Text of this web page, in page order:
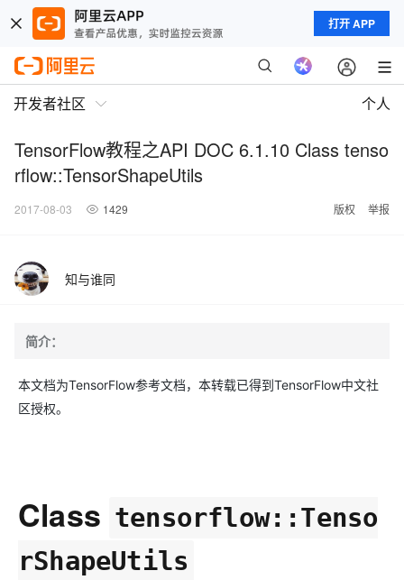
打开 APP
开发者社区 个人
TensorFlow教程之API DOC 6.1.10 Class tenso
rflow::TensorShapeUtils
2017-08-03 1429 版权 举报
知与谁同
简介：
本文档为TensorFlow参考文档，本转载已得到TensorFlow中文社
区授权。
Class tensorflow::Tenso
rShapeUtils